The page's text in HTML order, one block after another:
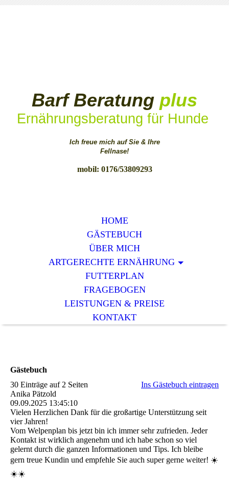
Barf Beratung plus
Ernährungsberatung für Hunde
Ich freue mich auf Sie & Ihre
Fellnase!
mobil: 0176/53809293
HOME
GÄSTEBUCH
ÜBER MICH
ARTGERECHTE ERNÄHRUNG
FUTTERPLAN
FRAGEBOGEN
LEISTUNGEN & PREISE
KONTAKT
Gästebuch
30 Einträge auf 2 Seiten
Ins Gästebuch eintragen
Anika Pätzold
09.09.2025 13:45:10
Vielen Herzlichen Dank für die großartige Unterstützung seit
vier Jahren!
Vom Welpenplan bis jetzt bin ich immer sehr zufrieden. Jeder
Kontakt ist wirklich angenehm und ich habe schon so viel
gelernt durch die ganzen Informationen und Tips. Ich bleibe
gern treue Kundin und empfehle Sie auch super gerne weiter! ☀️
☀️☀️